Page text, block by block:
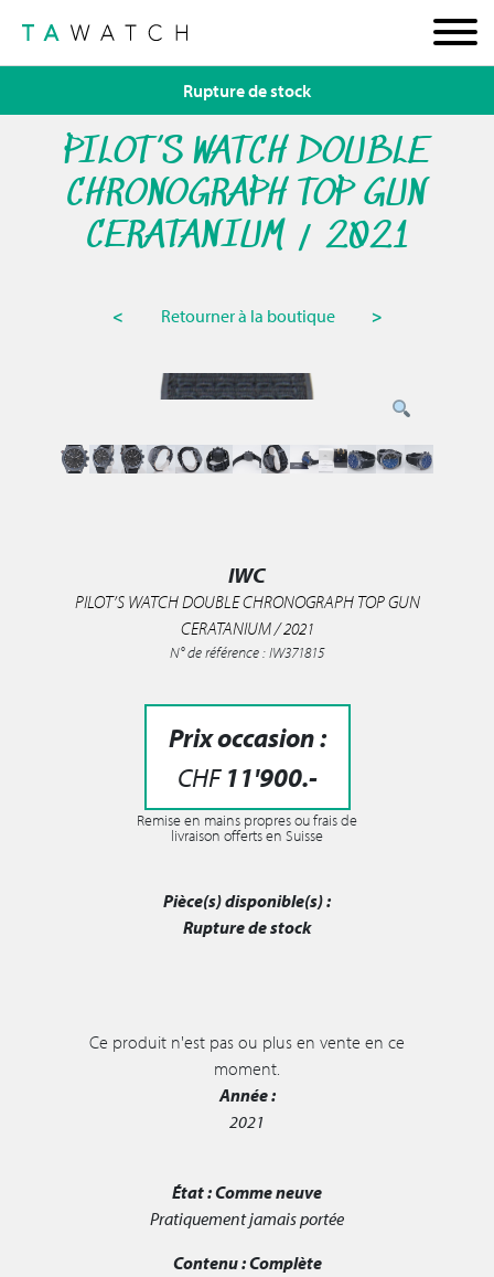
PILOT’S WATCH DOUBLE
CHRONOGRAPH TOP GUN
CERATANIUM / 2021
< Retourner à la boutique >
IWC
PILOT’S WATCH DOUBLE CHRONOGRAPH TOP GUN
CERATANIUM / 2021
N° de référence : IW371815
Prix occasion :
CHF11'900.-
Remise en mains propres ou frais de
livraison offerts en Suisse
Pièce(s) disponible(s) :
Rupture de stock
Rupture de stock
Ce produit n'est pas ou plus en vente en ce
moment.
Année :
2021
État :Comme neuve
Pratiquement jamais portée
Contenu :Complète